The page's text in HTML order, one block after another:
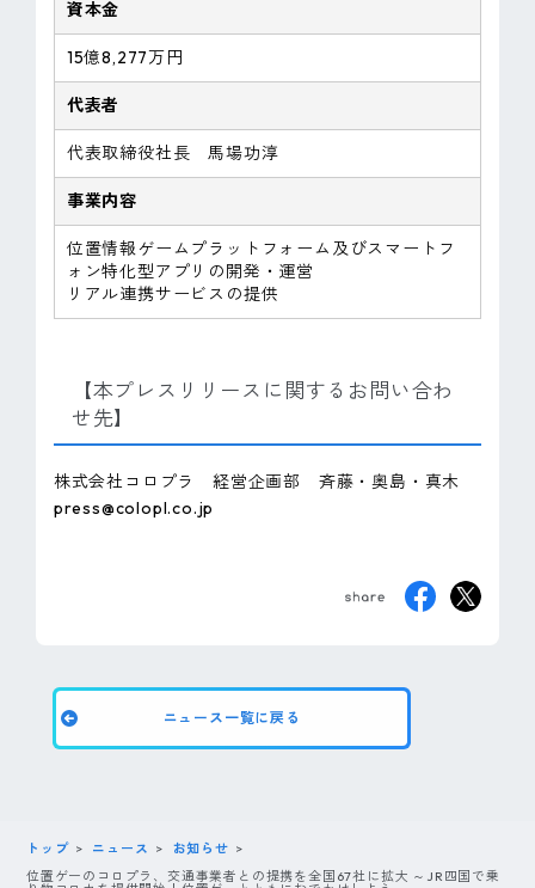
資本金
15億8,277万円
代表者
代表取締役社長 馬場功淳
事業内容
位置情報ゲームプラットフォーム及びスマートフ
ォン特化型アプリの開発・運営
リアル連携サービスの提供
【本プレスリリースに関するお問い合わ
せ先】
株式会社コロプラ 経営企画部 斉藤・奥島・真木
press@colopl.co.jp
ニュース一覧に戻る
トップ ニュース
お知らせ
位置ゲーのコロプラ、交通事業者との提携を全国67社に拡大 ～JR四国で乗